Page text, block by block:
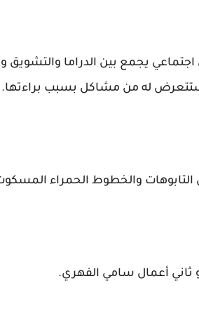
له من مشاكل بسبب براءتها.
التابوهات والخطوط الحمراء
أعمال سامي الفهري.